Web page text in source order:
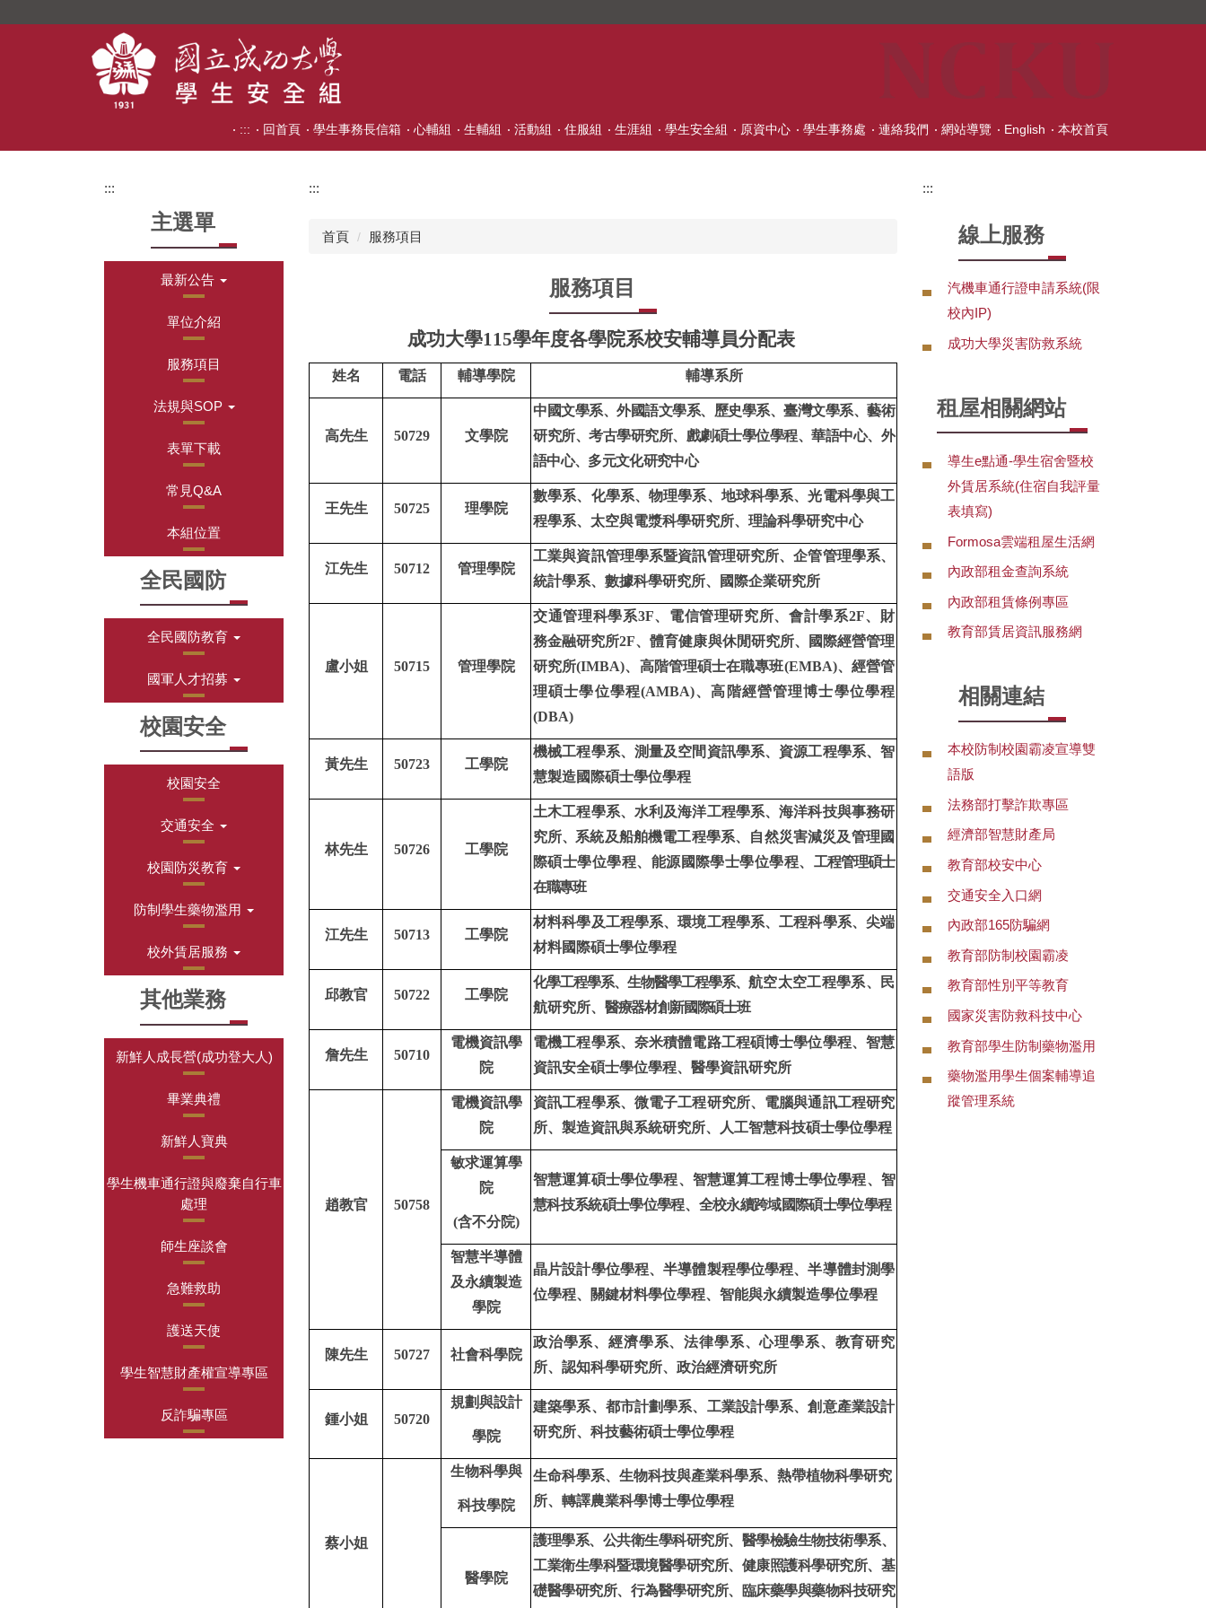
::: 回首頁 學生事務長信箱 心輔組 生輔組 活動組 住服組 生涯組 學生安全組 原資中心 學生事務處 連絡我們 網站導覽 English 本校首頁
:::
主選單
最新公告
單位介紹
服務項目
法規與SOP
表單下載
常見Q&A
本組位置
全民國防
全民國防教育
國軍人才招募
校園安全
校園安全
交通安全
校園防災教育
防制學生藥物濫用
校外賃居服務
其他業務
新鮮人成長營(成功登大人)
畢業典禮
新鮮人寶典
學生機車通行證與廢棄自行車
處理
師生座談會
急難救助
護送天使
學生智慧財產權宣導專區
反詐騙專區
:::
首頁 服務項目
服務項目
成功大學115學年度各學院系校安輔導員分配表
姓名 電話 輔導學院 輔導系所
高先生 50729 文學院
中國文學系、外國語文學系、歷史學系、臺灣文學系、藝術
研究所、考古學研究所、戲劇碩士學位學程、華語中心、外
語中心、多元文化研究中心
王先生 50725 理學院
數學系、化學系、物理學系、地球科學系、光電科學與工
程學系、太空與電漿科學研究所、理論科學研究中心
江先生 50712 管理學院
工業與資訊管理學系暨資訊管理研究所、企管管理學系、
統計學系、數據科學研究所、國際企業研究所
盧小姐 50715 管理學院
交通管理科學系3F、電信管理研究所、會計學系2F、財
務金融研究所2F、體育健康與休閒研究所、國際經營管理
研究所(IMBA)、高階管理碩士在職專班(EMBA)、經營管
理碩士學位學程(AMBA)、高階經營管理博士學位學程
(DBA)
黃先生 50723 工學院
機械工程學系、測量及空間資訊學系、資源工程學系、智
慧製造國際碩士學位學程
林先生 50726 工學院
土木工程學系、水利及海洋工程學系、海洋科技與事務研
究所、 系統及船舶機電工程學系、自然災害減災及管理國
際碩士學位學程、能源國際學士學位學程、 工程管理碩士
在職專班
江先生 50713 工學院
材料科學及工程學系、環境工程學系、工程科學系、尖端
材料國際碩士學位學程
邱教官 50722 工學院
化學工程學系、生物醫學工程學系、 航空太空工程學系、民
航研究所、 醫療器材創新國際碩士班
詹先生 50710
電機資訊學
院
電機工程學系、奈米積體電路工程碩博士學位學程、智慧
資訊安全碩士學位學程、醫學資訊研究所
趙教官 50758
電機資訊學
院
資訊工程學系、微電子工程研究所、電腦與通訊工程研究
所、製造資訊與系統研究所、人工智慧科技碩士學位學程
敏求運算學
院
(含不分院)
智慧運算碩士學位學程、智慧運算工程博士學位學程、 智
慧科技系統碩士學位學程、 全校永續跨域國際碩士學位學程
智慧半導體
及永續製造
學院
晶片設計學位學程、半導體製程學位學程、半導體封測學
位學程、關鍵材料學位學程、智能與永續製造學位學程
陳先生 50727 社會科學院
政治學系、經濟學系、法律學系、心理學系、教育研究
所、認知科學研究所、政治經濟研究所
鍾小姐 50720
規劃與設計
學院
建築學系、都市計劃學系、工業設計學系、創意產業設計
研究所、科技藝術碩士學位學程
蔡小姐
生物科學與
科技學院
生命科學系、生物科技與產業科學系、熱帶植物科學研究
所、轉譯農業科學博士學位學程
醫學院
護理學系、公共衛生學科研究所、醫學檢驗生物技術學系、
工業衛生學科暨環境醫學研究所、健康照護科學研究所、基
礎醫學研究所、行為醫學研究所、臨床藥學與藥物科技研究
:::
線上服務
汽機車通行證申請系統(限
校內IP)
成功大學災害防救系統
租屋相關網站
導生e點通-學生宿舍暨校
外賃居系統(住宿自我評量
表填寫)
Formosa雲端租屋生活網
內政部租金查詢系統
內政部租賃條例專區
教育部賃居資訊服務網
相關連結
本校防制校園霸凌宣導雙
語版
法務部打擊詐欺專區
經濟部智慧財產局
教育部校安中心
交通安全入口網
內政部165防騙網
教育部防制校園霸凌
教育部性別平等教育
國家災害防救科技中心
教育部學生防制藥物濫用
藥物濫用學生個案輔導追
蹤管理系統